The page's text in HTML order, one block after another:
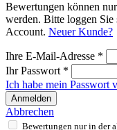
Bewertungen können
werden. Bitte loggen Sie
Account. Neuer Kunde?
Ihre E-Mail-Adresse *
Ihr Passwort *
Ich habe mein Passwort
Anmelden
Abbrechen
Bewertungen nur in der